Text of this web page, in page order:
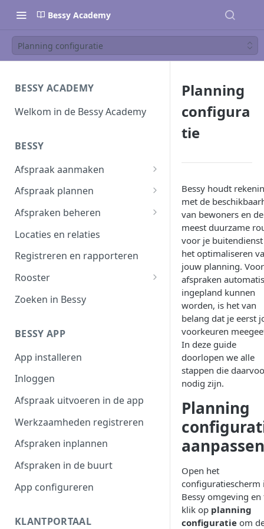
Bessy Academy
Planning configuratie
BESSY ACADEMY
Welkom in de Bessy Academy
BESSY
Afspraak aanmaken
Afspraak aanmaken
Afspraken importeren
Afspraak plannen
Inplannen
Planning wijzigen
Plannen in batch
Afspraken beheren
Afspraak verwerken
Planbord
Filteroverzicht
Afspraaktoegang
Locaties en relaties
Registreren en rapporteren
Rooster
Werktijden
Plannen in beschikbaarheid
Shifts
Zoeken in Bessy
BESSY APP
App installeren
Inloggen
Afspraak uitvoeren in de app
Werkzaamheden registreren
Afspraken inplannen
Afspraken in de buurt
App configureren
KLANTPORTAAL
Planning
configura
tie
Bessy houdt
met de
van bewoners en de
meest duurzame
voor je
het optimaliseren
jouw planning.
afspraken
ingepland kunnen
worden, is het van
belang dat je eerst
voorkeuren
In deze guide
doorlopen we alle
stappen die
nodig zijn.
Planning
aanpassen
Open het
configuratiescherm
Bessy omgeving en
klik op planning
configuratie om